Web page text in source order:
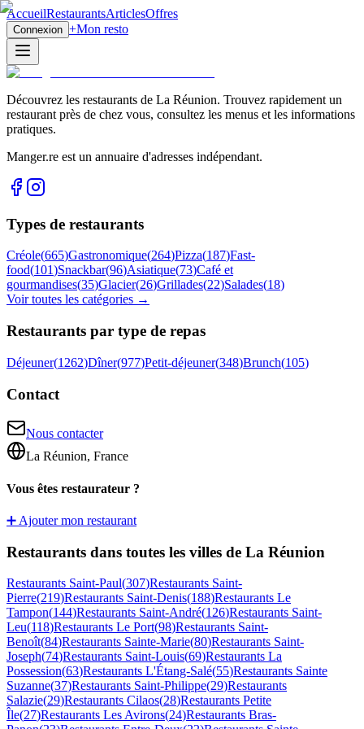
AccueilRestaurantsArticlesOffres
Connexion +Mon resto
Découvrez les restaurants de La Réunion. Trouvez rapidement un
restaurant près de chez vous, consultez les menus et les informations
pratiques.
Manger.re est un annuaire d'adresses indépendant.
Types de restaurants
Créole(665)Gastronomique(264)Pizza(187)Fast-
food(101)Snackbar(96)Asiatique(73)Café et
gourmandises(35)Glacier(26)Grillades(22)Salades(18)
Voir toutes les catégories →
Restaurants par type de repas
Déjeuner(1262)Dîner(977)Petit-déjeuner(348)Brunch(105)
Contact
Nous contacter
La Réunion, France
Vous êtes restaurateur ?
➕ Ajouter mon restaurant
Restaurants dans toutes les villes de La Réunion
Restaurants Saint-Paul(307)Restaurants Saint-
Pierre(219)Restaurants Saint-Denis(188)Restaurants Le
Tampon(144)Restaurants Saint-André(126)Restaurants Saint-
Leu(118)Restaurants Le Port(98)Restaurants Saint-
Benoît(84)Restaurants Sainte-Marie(80)Restaurants Saint-
Joseph(74)Restaurants Saint-Louis(69)Restaurants La
Possession(63)Restaurants L'Étang-Salé(55)Restaurants Sainte
Suzanne(37)Restaurants Saint-Philippe(29)Restaurants
Salazie(29)Restaurants Cilaos(28)Restaurants Petite
Île(27)Restaurants Les Avirons(24)Restaurants Bras-